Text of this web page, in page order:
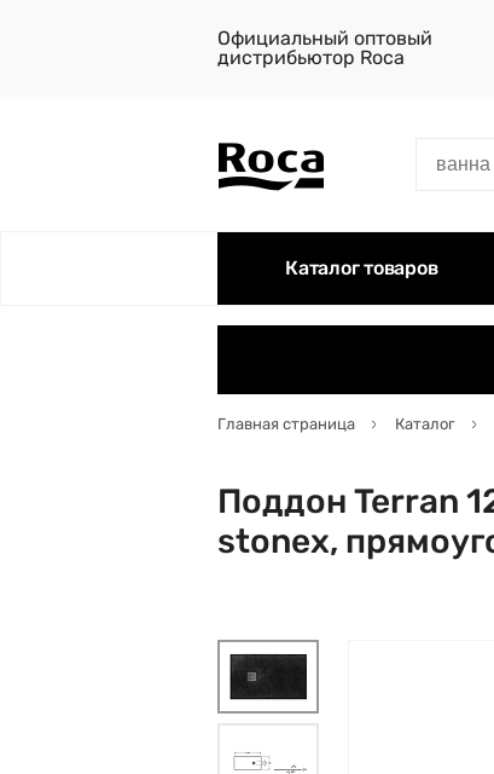
Официальный оптовый
дистрибьютор Roca
Каталог товаров
Главная страница Каталог
Поддон Terran
stonex,